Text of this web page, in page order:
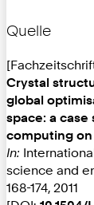
Quelle
Crystal
global
space: a
computing
In:
science and
168-174, 2011